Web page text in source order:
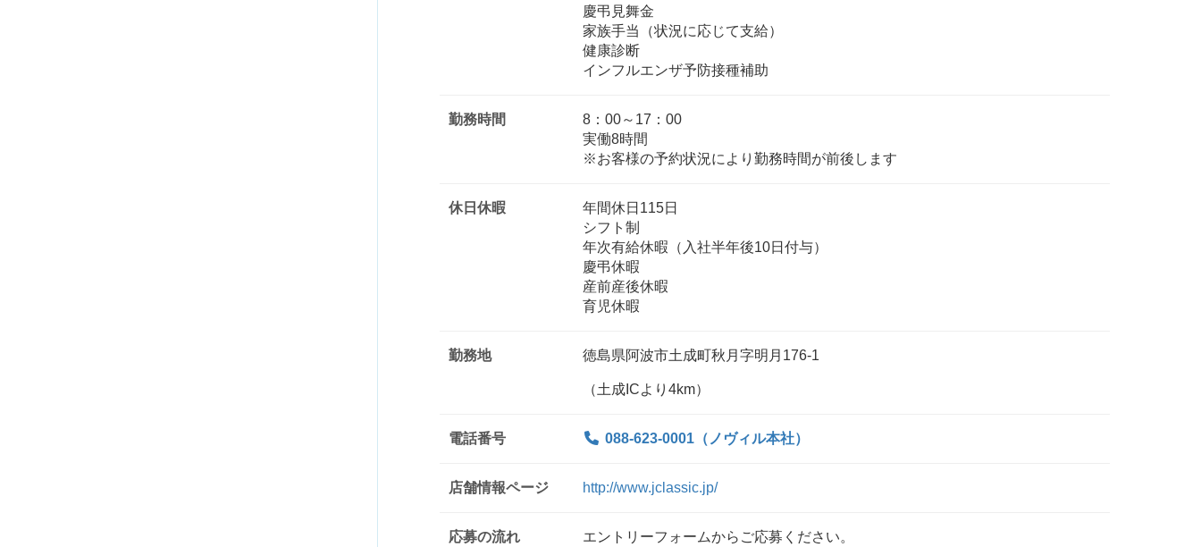
慶弔見舞金
家族手当（状況に応じて支給）
健康診断
インフルエンザ予防接種補助
勤務時間
8：00～17：00
実働8時間
※お客様の予約状況により勤務時間が前後します
休日休暇
年間休日115日
シフト制
年次有給休暇（入社半年後10日付与）
慶弔休暇
産前産後休暇
育児休暇
勤務地 徳島県阿波市土成町秋月字明月176-1
（土成ICより4km）
電話番号 088-623-0001（ノヴィル本社）
店舗情報ページ http://www.jclassic.jp/
応募の流れ
エントリーフォームからご応募ください。